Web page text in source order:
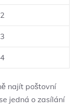
najít poštovní
jedná o zasílání